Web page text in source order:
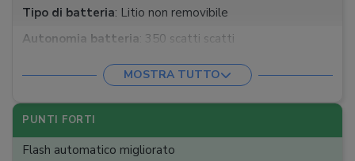
Tipo di batteria: Litio non removibile
Autonomia batteria: 350 scatti scatti
Esposizione in manuale, Scatto da remoto
Bluetooth
Memoria SSD : si GB
MOSTRA TUTTO
PUNTI FORTI
Flash automatico migliorato